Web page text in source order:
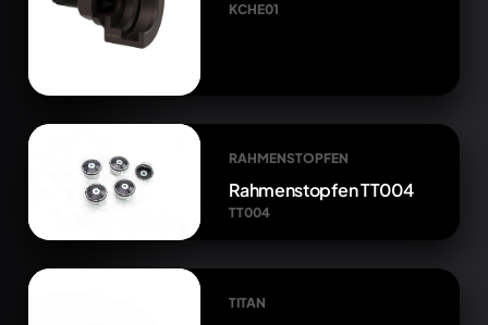
KCHE01
RAHMENSTOPFEN
Rahmenstopfen TT004
TT004
TITAN